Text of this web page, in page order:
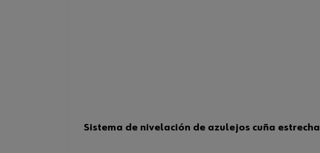
Sistema de nivelación de azulejos cuña estrecha